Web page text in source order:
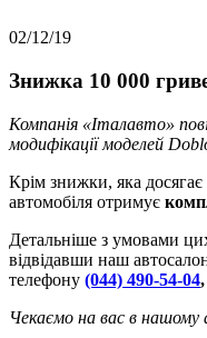
02/12/19
Знижка 10 000
Компанія «Італавто»
модифікації моделей
Крім знижки, яка досягає
автомобіля отримує
Детальніше з умовами
відвідавши наш
телефону (044) 490-54-04
Чекаємо на вас в нашому